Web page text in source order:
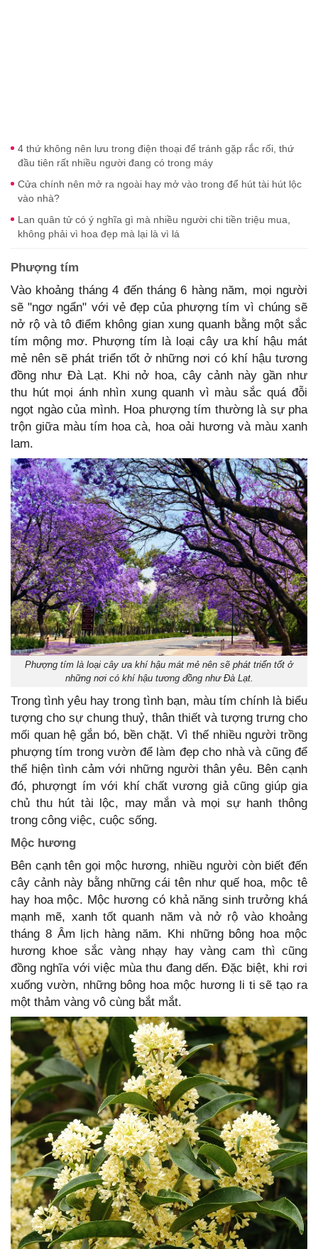
4 thứ không nên lưu trong điện thoại để tránh gặp rắc rối, thứ
đầu tiên rất nhiều người đang có trong máy
Cửa chính nên mở ra ngoài hay mở vào trong để hút tài hút lộc
vào nhà?
Lan quân tử có ý nghĩa gì mà nhiều người chi tiền triệu mua,
không phải vì hoa đẹp mà lại là vì lá
Phượng tím
Vào khoảng tháng 4 đến tháng 6 hàng năm, mọi người
sẽ "ngơ ngẩn" với vẻ đẹp của phượng tím vì chúng sẽ
nở rộ và tô điểm không gian xung quanh bằng một sắc
tím mộng mơ. Phượng tím là loại cây ưa khí hậu mát
mẻ nên sẽ phát triển tốt ở những nơi có khí hậu tương
đồng như Đà Lạt. Khi nở hoa, cây cảnh này gần như
thu hút mọi ánh nhìn xung quanh vì màu sắc quá đỗi
ngọt ngào của mình. Hoa phượng tím thường là sự pha
trộn giữa màu tím hoa cà, hoa oải hương và màu xanh
lam.
Phượng tím là loại cây ưa khí hậu mát mẻ nên sẽ phát triển tốt ở
những nơi có khí hậu tương đồng như Đà Lạt.
Trong tình yêu hay trong tình bạn, màu tím chính là biểu
tượng cho sự chung thuỷ, thân thiết và tượng trưng cho
mối quan hệ gắn bó, bền chặt. Vì thế nhiều người trồng
phượng tím trong vườn để làm đẹp cho nhà và cũng để
thể hiện tình cảm với những người thân yêu. Bên cạnh
đó, phượngt ím với khí chất vương giả cũng giúp gia
chủ thu hút tài lộc, may mắn và mọi sự hanh thông
trong công việc, cuộc sống.
Mộc hương
Bên cạnh tên gọi mộc hương, nhiều người còn biết đến
cây cảnh này bằng những cái tên như quế hoa, mộc tê
hay hoa mộc. Mộc hương có khả năng sinh trưởng khá
mạnh mẽ, xanh tốt quanh năm và nở rộ vào khoảng
tháng 8 Âm lịch hàng năm. Khi những bông hoa mộc
hương khoe sắc vàng nhạy hay vàng cam thì cũng
đồng nghĩa với việc mùa thu đang dến. Đặc biệt, khi rơi
xuống vườn, những bông hoa mộc hương li ti sẽ tạo ra
một thảm vàng vô cùng bắt mắt.